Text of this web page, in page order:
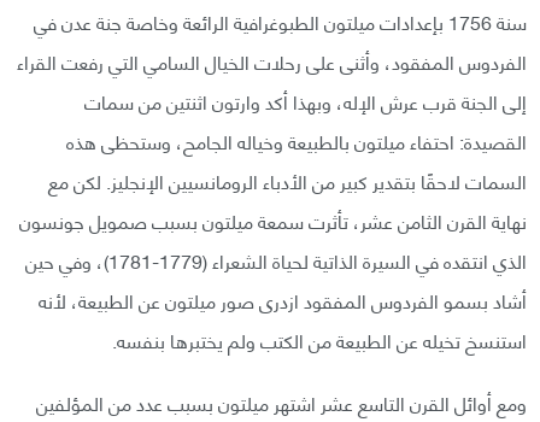
سنة 1756 بإعدادات ميلتون الطبوغرافية الرائعة وخاصة جنة عدن في
الفردوس المفقود، وأثنى على رحلات الخيال السامي التي رفعت القراء
إلى الجنة قرب عرش الإله، وبهذا أكد وارتون اثنتين من سمات
القصيدة: احتفاء ميلتون بالطبيعة وخياله الجامح، وستحظى هذه
السمات لاحقًا بتقدير كبير من الأدباء الرومانسيين الإنجليز. لكن مع
نهاية القرن الثامن عشر، تأثرت سمعة ميلتون بسبب صمويل جونسون
الذي انتقده في السيرة الذاتية لحياة الشعراء (1779-1781)، وفي حين
أشاد بسمو الفردوس المفقود ازدرى صور ميلتون عن الطبيعة، لأنه
استنسخ تخيله عن الطبيعة من الكتب ولم يختبرها بنفسه.
ومع أوائل القرن التاسع عشر اشتهر ميلتون بسبب عدد من المؤلفين